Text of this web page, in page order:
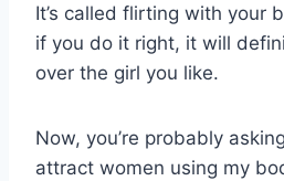
It’s called flirting with your
if you do it right, it will
over the girl you like.
Now, you’re probably
attract women using my